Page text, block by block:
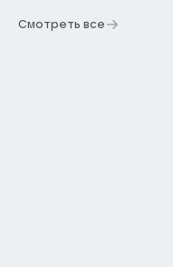
Смотреть все